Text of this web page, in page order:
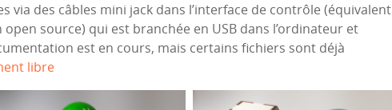
via des câbles mini jack dans l’interface de contrôle (équivalent
source) qui est branchée en USB dans l’ordinateur et
est en cours, mais certains fichiers sont déjà
libre